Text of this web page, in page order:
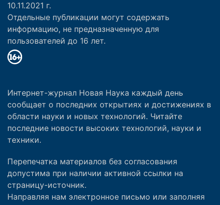
10.11.2021 г.
Отдельные публикации могут содержать
информацию, не предназначенную для
пользователей до 16 лет.
Интернет-журнал Новая Наука каждый день
сообщает о последних открытиях и достижениях в
области науки и новых технологий. Читайте
последние новости высоких технологий, науки и
техники.
Перепечатка материалов без согласования
допустима при наличии активной ссылки на
страницу-источник.
Направляя нам электронное письмо или заполняя